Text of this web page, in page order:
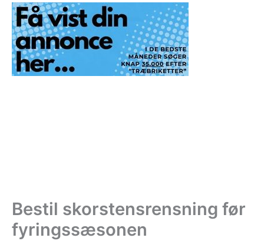
Bestil skorstensrensning før
fyringssæsonen